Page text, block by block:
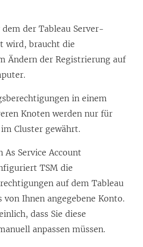
dem der Tableau Server-
wird, braucht die
Ändern der Registrierung auf
in einem
Knoten werden nur für
Cluster gewährt.
As Service Account
TSM die
auf dem Tableau
von Ihnen angegebene Konto.
dass Sie diese
anpassen müssen.